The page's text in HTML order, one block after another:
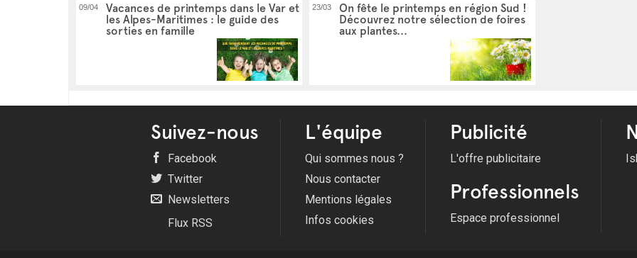
09/04
Vacances de printemps dans le Var et
les Alpes-Maritimes : le guide des
sorties en famille
23/03
On fête le printemps en région Sud !
Découvrez notre sélection de foires
aux plantes...
Suivez-nous
Facebook
Twitter
Newsletters
Flux RSS
L'équipe
Qui sommes nous ?
Nous contacter
Mentions légales
Infos cookies
Publicité
L'offre publicitaire
Professionnels
Espace professionnel